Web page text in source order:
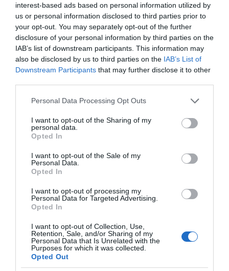
interest-based ads based on personal information utilized by
us or personal information disclosed to third parties prior to
your opt-out. You may separately opt-out of the further
disclosure of your personal information by third parties on the
IAB’s list of downstream participants. This information may
also be disclosed by us to third parties on the IAB’s List of
Downstream Participants that may further disclose it to other
Please note that this website/app uses one or more Google
not limited to your visit or usage behaviour. You may click to
grant or deny consent to Google and its third-party tags to
use your data for below specified purposes in below Google
consent section.
Personal Data Processing Opt Outs
I want to opt-out of the Sharing of my
personal data.
Opted In
I want to opt-out of the Sale of my
Personal Data.
Opted In
I want to opt-out of processing my
Personal Data for Targeted Advertising.
Opted In
I want to opt-out of Collection, Use,
Retention, Sale, and/or Sharing of my
Personal Data that Is Unrelated with the
Purposes for which it was collected.
Opted Out
Fitness routine για το καλοκαίρι: 4 hacks που
αξίζει να δοκιμάσεις
Τσακώνεσαι συνέχεια;
περισσότερο απ’ όσο
νομίζεις
Cardi B στο σπίτι σε
Οι «Τυπολογίες» περνούν στην εικόνα, έχοντας
ως πρώτο καλεσμένο στο νέο vidcast τον Παύλο
Μαρινάκη